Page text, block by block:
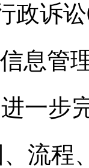
政诉
息管
一步
流程